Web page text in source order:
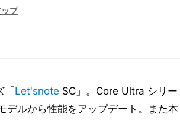
プ
Let'snote SC」。Core Ultra シリー
ルから性能をアップデート。また本